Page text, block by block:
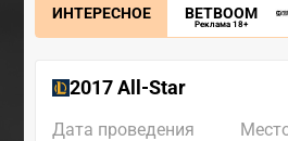
ИНТЕРЕСНОЕ BETBOOM
Реклама 18+
2017 All-Star
Дата проведения